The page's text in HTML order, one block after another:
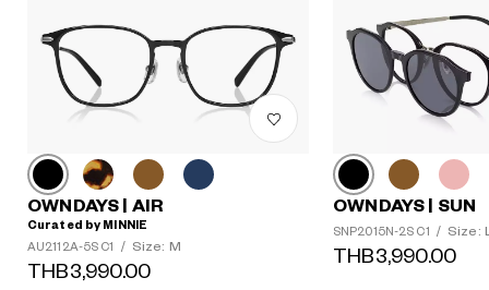
OWNDAYS | AIR
Curated by MINNIE
AU2112A-5S C1
/ Size: M
THB3,990.00
OWNDAYS | SUN
SNP2015N-2S C1 / Size:
THB3,990.00